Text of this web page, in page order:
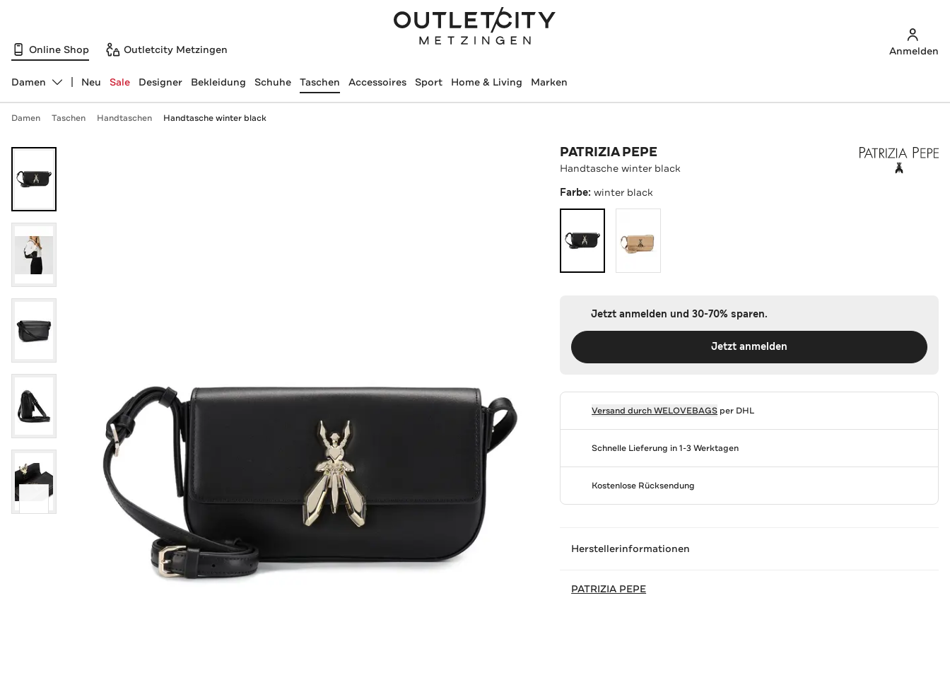
Online Shop Outletcity Metzingen Anmelden
Abteilung ändern, ausgewählt:
Damen Neu Sale Designer Bekleidung Schuhe Taschen Accessoires Sport Home & Living Marken
Damen Taschen Handtaschen Handtasche winter black
PATRIZIA PEPE
Handtasche winter black
Farbe:winter black
Jetzt anmelden und 30-70% sparen.
Jetzt anmelden
Versand durchWELOVEBAGS per DHL
Schnelle Lieferung in 1-3 Werktagen
Kostenlose Rücksendung
Herstellerinformationen
PATRIZIA PEPE